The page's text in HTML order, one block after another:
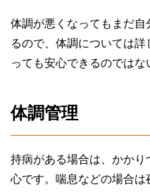
体調が悪くなってもまだ
るので、体調については
っても安心できるのではな
体調管理
持病がある場合は、かか
心です。喘息などの場合は